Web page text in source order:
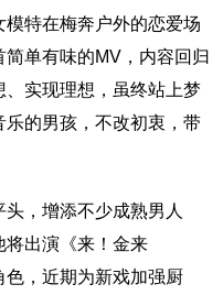
特在梅奔户外的恋爱场
单有味的MV，内容回归
实现理想，虽终站上梦
的男孩，不改初衷，带
，增添不少成熟男人
将出演《来！金来
，近期为新戏加强厨